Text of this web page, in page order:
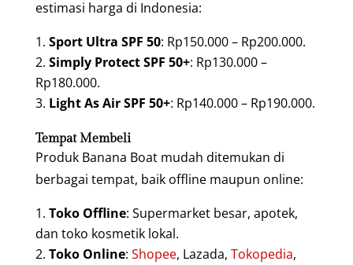
estimasi harga di Indonesia:
Sport Ultra SPF 50: Rp150.000 – Rp200.000.
Simply Protect SPF 50+: Rp130.000 –
Rp180.000.
Light As Air SPF 50+: Rp140.000 – Rp190.000.
Tempat Membeli
Produk Banana Boat mudah ditemukan di
berbagai tempat, baik offline maupun online:
Toko Offline: Supermarket besar, apotek,
dan toko kosmetik lokal.
Toko Online: Shopee, Lazada, Tokopedia,